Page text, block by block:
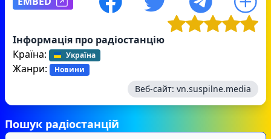
Інформація про радіостанцію
Країна:
Україна
Жанри: Новини
Веб-сайт: vn.suspilne.media
Пошук радіостанцій